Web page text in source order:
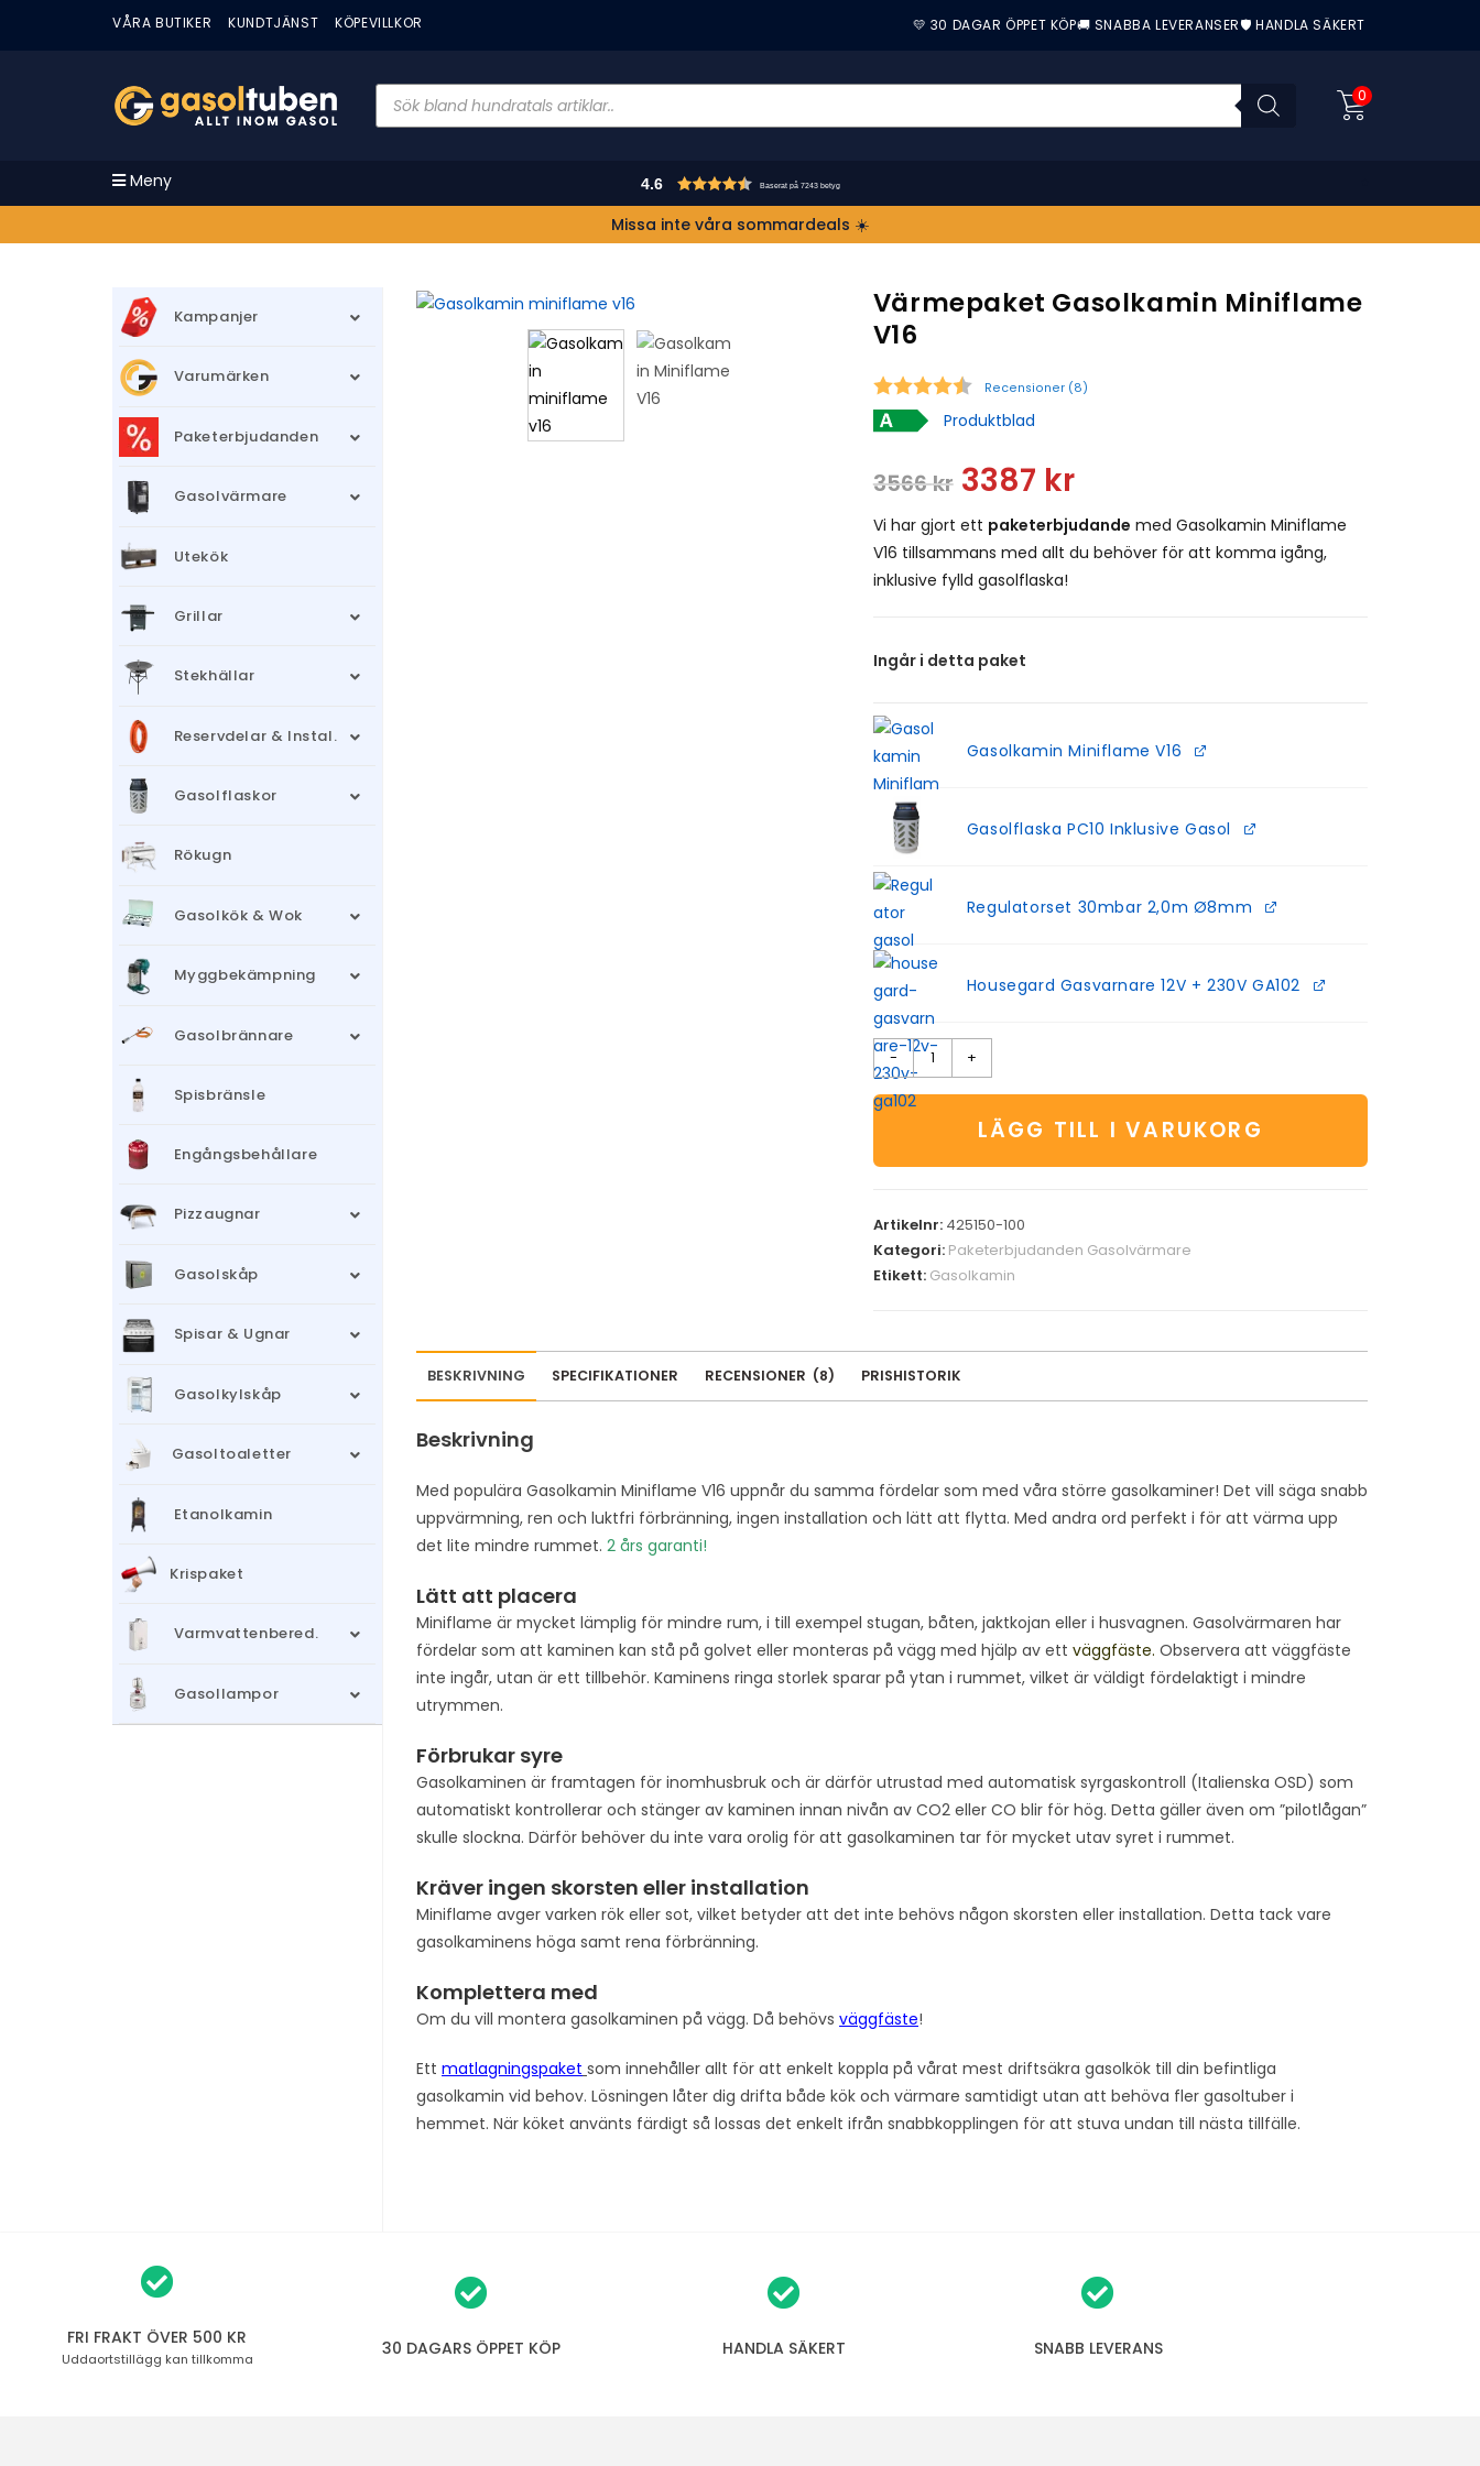
VÅRA BUTIKER KUNDTJÄNST KÖPEVILLKOR 💛 30 DAGAR ÖPPET KÖP🚚 SNABBA LEVERANSER🛡️ HANDLA SÄKERT
0
Meny 4.6 Baserat på 7243 betyg
Missa inte våra sommardeals ☀️
Värmepaket Gasolkamin Miniflame
V16
Recensioner (8)
Produktblad
3566kr 3387 kr
Vi har gjort ett paketerbjudande med Gasolkamin Miniflame
V16 tillsammans med allt du behöver för att komma igång,
inklusive fylld gasolflaska!
Ingår i detta paket
Gasolkamin Miniflame V16
Gasolflaska PC10 Inklusive Gasol
Regulatorset 30mbar 2,0m Ø8mm
Housegard Gasvarnare 12V + 230V GA102
- +
LÄGG TILL I VARUKORG
Artikelnr: 425150-100
Kategori: Paketerbjudanden Gasolvärmare
Etikett: Gasolkamin
BESKRIVNING SPECIFIKATIONER RECENSIONER (8) PRISHISTORIK
Beskrivning
Med populära Gasolkamin Miniflame V16 uppnår du samma fördelar som med våra större gasolkaminer! Det vill säga snabb
uppvärmning, ren och luktfri förbränning, ingen installation och lätt att flytta. Med andra ord perfekt i för att värma upp
det lite mindre rummet. 2 års garanti!
Lätt att placera
Miniflame är mycket lämplig för mindre rum, i till exempel stugan, båten, jaktkojan eller i husvagnen. Gasolvärmaren har
fördelar som att kaminen kan stå på golvet eller monteras på vägg med hjälp av ett väggfäste. Observera att väggfäste
inte ingår, utan är ett tillbehör. Kaminens ringa storlek sparar på ytan i rummet, vilket är väldigt fördelaktigt i mindre
utrymmen.
Förbrukar syre
Gasolkaminen är framtagen för inomhusbruk och är därför utrustad med automatisk syrgaskontroll (Italienska OSD) som
automatiskt kontrollerar och stänger av kaminen innan nivån av CO2 eller CO blir för hög. Detta gäller även om ”pilotlågan”
skulle slockna. Därför behöver du inte vara orolig för att gasolkaminen tar för mycket utav syret i rummet.
Kräver ingen skorsten eller installation
Miniflame avger varken rök eller sot, vilket betyder att det inte behövs någon skorsten eller installation. Detta tack vare
gasolkaminens höga samt rena förbränning.
Komplettera med
Om du vill montera gasolkaminen på vägg. Då behövs väggfäste!
Ett matlagningspaket som innehåller allt för att enkelt koppla på vårat mest driftsäkra gasolkök till din befintliga
gasolkamin vid behov. Lösningen låter dig drifta både kök och värmare samtidigt utan att behöva fler gasoltuber i
hemmet. När köket använts färdigt så lossas det enkelt ifrån snabbkopplingen för att stuva undan till nästa tillfälle.
Kampanjer
Varumärken
Paketerbjudanden
Gasolvärmare
Utekök
Grillar
Stekhällar
Reservdelar & Instal.
Gasolflaskor
Rökugn
Gasolkök & Wok
Myggbekämpning
Gasolbrännare
Spisbränsle
Engångsbehållare
Pizzaugnar
Gasolskåp
Spisar & Ugnar
Gasolkylskåp
Gasoltoaletter
Etanolkamin
Krispaket
Varmvattenbered.
Gasollampor
FRI FRAKT ÖVER 500 KR
Uddaortstillägg kan tillkomma 30 DAGARS ÖPPET KÖP HANDLA SÄKERT SNABB LEVERANS